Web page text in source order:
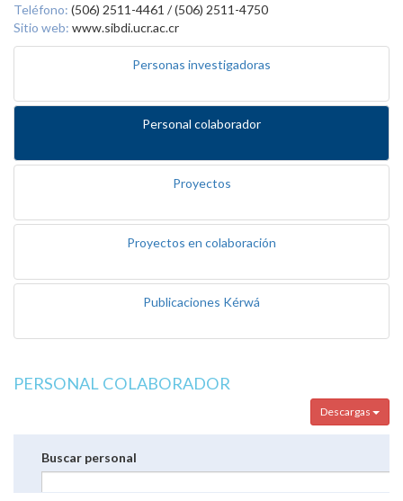
Teléfono: (506) 2511-4461 / (506) 2511-4750
Sitio web: www.sibdi.ucr.ac.cr
Personas investigadoras
Personal colaborador
Proyectos
Proyectos en colaboración
Publicaciones Kérwá
PERSONAL COLABORADOR
Descargas
Buscar personal